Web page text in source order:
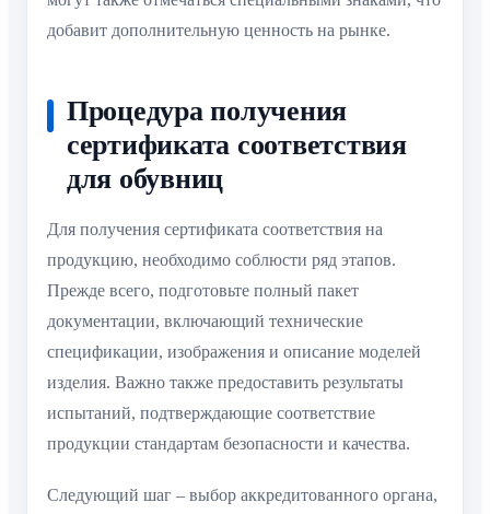
добавит дополнительную ценность на рынке.
Процедура получения
сертификата соответствия
для обувниц
Для получения сертификата соответствия на
продукцию, необходимо соблюсти ряд этапов.
Прежде всего, подготовьте полный пакет
документации, включающий технические
спецификации, изображения и описание моделей
изделия. Важно также предоставить результаты
испытаний, подтверждающие соответствие
продукции стандартам безопасности и качества.
Следующий шаг – выбор аккредитованного органа,